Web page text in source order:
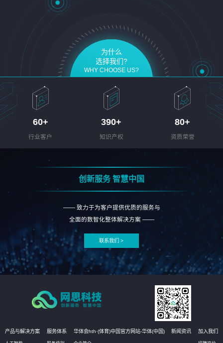
为什么
选择我们?
WHY CHOOSE US?
60+
行业客户
390+
知识产权
80+
资质荣誉
创新服务 智慧中国
—— 致力于为客户提供优质的服务与
全面的数智化整体解决方案 ——
联系我们 >
产品与解决方案 服务体系 华体会hth·(体育)中国官方网站-华体(中国) 新闻资讯 加入我们